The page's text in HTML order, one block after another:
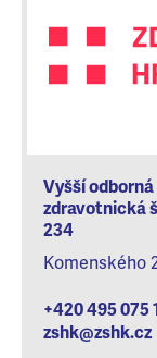
Vyšší
zdravotnická
234
Komenského
+420 495 075
zshk@zshk.cz